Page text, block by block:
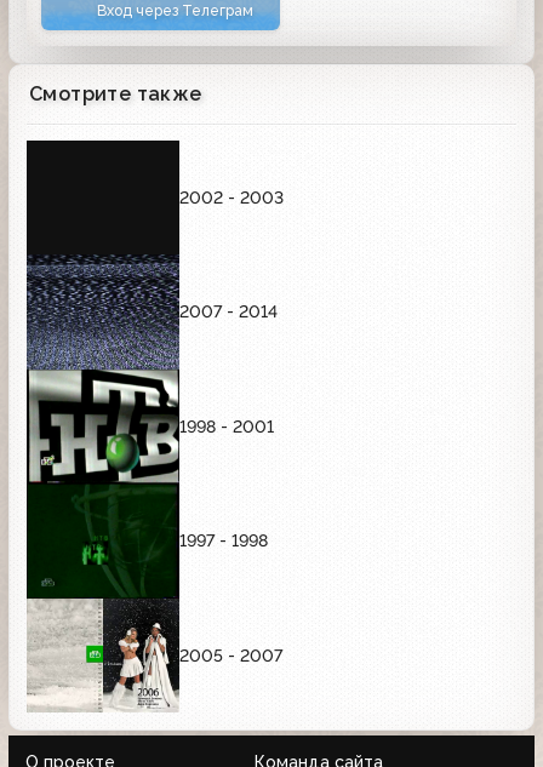
Вход через Телеграм
Смотрите также
2002 - 2003
2007 - 2014
1998 - 2001
1997 - 1998
2005 - 2007
О проекте Команда сайта